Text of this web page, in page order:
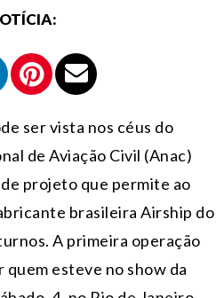
ser vista nos céus do
de Aviação Civil (Anac)
projeto que permite ao
brasileira Airship do
A primeira operação
esteve no show da